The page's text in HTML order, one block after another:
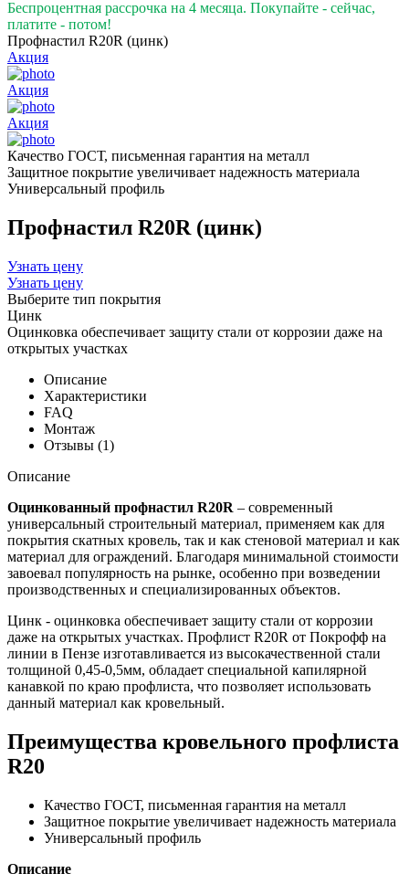
Беспроцентная рассрочка на 4 месяца. Покупайте - сейчас,
платите - потом!
Профнастил R20R (цинк)
Акция
Акция
Акция
Качество ГОСТ, письменная гарантия на металл
Защитное покрытие увеличивает надежность материала
Универсальный профиль
Профнастил R20R (цинк)
Узнать цену
Узнать цену
Выберите тип покрытия
Цинк
Оцинковка обеспечивает защиту стали от коррозии даже на
открытых участках
Описание
Характеристики
FAQ
Монтаж
Отзывы (1)
Описание
Оцинкованный профнастил R20R – современный
универсальный строительный материал, применяем как для
покрытия скатных кровель, так и как стеновой материал и как
материал для ограждений. Благодаря минимальной стоимости
завоевал популярность на рынке, особенно при возведении
производственных и специализированных объектов.
Цинк - оцинковка обеспечивает защиту стали от коррозии
даже на открытых участках. Профлист R20R от Покрофф на
линии в Пензе изготавливается из высокачественной стали
толщиной 0,45-0,5мм, обладает специальной капилярной
канавкой по краю профлиста, что позволяет использовать
данный материал как кровельный.
Преимущества кровельного профлиста
R20
Качество ГОСТ, письменная гарантия на металл
Защитное покрытие увеличивает надежность материала
Универсальный профиль
Описание